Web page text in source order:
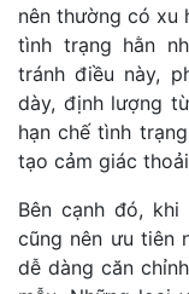
nên thường có xu
tình trạng hằn
tránh điều này,
dày, định lượng
hạn chế tình
tạo cảm giác
Bên cạnh đó,
cũng nên ưu tiên
dễ dàng căn